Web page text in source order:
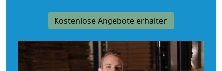
Kostenlose Angebote erhalten